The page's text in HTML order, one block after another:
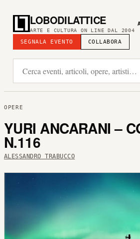
LOBODILATTICE
ARTE E CULTURA ON LINE DAL 2004
SEGNALA EVENTO COLLABORA
OPERE
YURI ANCARANI –
N.116
ALESSANDRO TRABUCCO